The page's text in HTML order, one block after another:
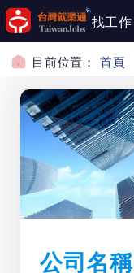
跳到主要內容
找工作
目前位置： 首頁
公司名稱